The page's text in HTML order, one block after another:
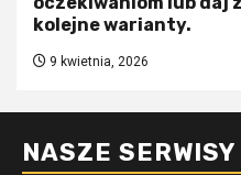
kolejne warianty.
9 kwietnia, 2026
NASZE SERWISY